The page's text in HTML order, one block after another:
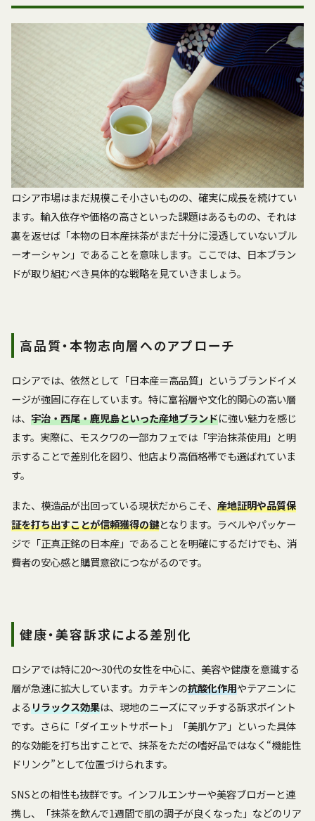
ロシア市場はまだ規模こそ小さいものの、確実に成長を続けてい
ます。輸入依存や価格の高さといった課題はあるものの、それは
裏を返せば「本物の日本産抹茶がまだ十分に浸透していないブル
ーオーシャン」であることを意味します。ここでは、日本ブラン
ドが取り組むべき具体的な戦略を見ていきましょう。
高品質・本物志向層へのアプローチ
ロシアでは、依然として「日本産＝高品質」というブランドイメ
ージが強固に存在しています。特に富裕層や文化的関心の高い層
は、 宇治・西尾・鹿児島といった産地ブランドに強い魅力を感じ
ます。実際に、モスクワの一部カフェでは「宇治抹茶使用」と明
示することで差別化を図り、他店より高価格帯でも選ばれていま
す。
また、模造品が出回っている現状だからこそ、 産地証明や品質保
証を打ち出すことが信頼獲得の鍵となります。ラベルやパッケー
ジで「正真正銘の日本産」であることを明確にするだけでも、消
費者の安心感と購買意欲につながるのです。
健康・美容訴求による差別化
ロシアでは特に20〜30代の女性を中心に、美容や健康を意識する
層が急速に拡大しています。カテキンの抗酸化作用やテアニンに
よるリラックス効果は、現地のニーズにマッチする訴求ポイント
です。さらに「ダイエットサポート」「美肌ケア」といった具体
的な効能を打ち出すことで、抹茶をただの嗜好品ではなく“機能性
ドリンク”として位置づけられます。
SNSとの相性も抜群です。インフルエンサーや美容ブロガーと連
携し、「抹茶を飲んで1週間で肌の調子が良くなった」などのリア